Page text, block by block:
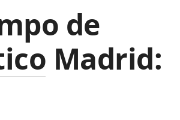
de
Madrid: